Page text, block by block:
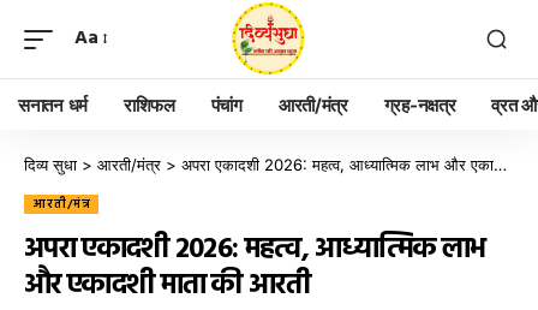
Aa
सनातन धर्म राशिफल पंचांग आरती/मंत्र ग्रह-नक्षत्र व्रत
दिव्य सुधा > आरती/मंत्र > अपरा एकादशी 2026: महत्व, आध्यात्मिक लाभ और एकादशी माता की आरती
आरती/मंत्र
अपरा एकादशी 2026: महत्व, आध्यात्मिक लाभ
और एकादशी माता की आरती